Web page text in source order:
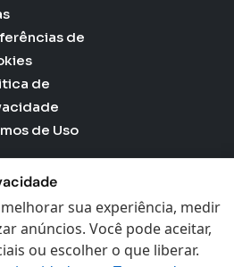
de
de
de Uso
os direitos reservados
sua experiência, medir
anúncios. Você pode aceitar,
ou escolher o que liberar.